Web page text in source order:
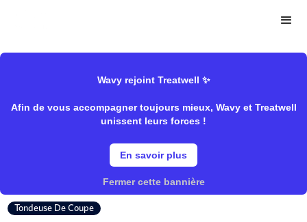
Wavy rejoint Treatwell ✨
Afin de vous accompagner toujours mieux, Wavy et Treatwell
unissent leurs forces !
En savoir plus
Fermer cette bannière
Tondeuse Magic Clip Cordless
Tondeuse De Coupe